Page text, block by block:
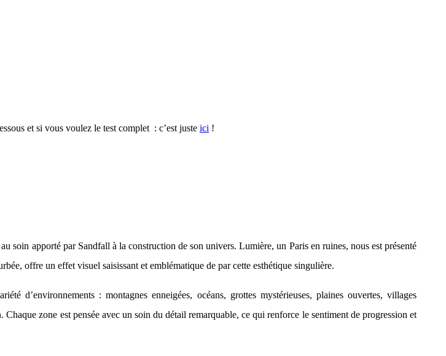
et si vous voulez le test complet : c’est juste ici !
soin apporté par Sandfall à la construction de son univers. Lumière, un Paris en ruines, nous est présenté
offre un effet visuel saisissant et emblématique de par cette esthétique singulière.
d’environnements : montagnes enneigées, océans, grottes mystérieuses, plaines ouvertes, villages
zone est pensée avec un soin du détail remarquable, ce qui renforce le sentiment de progression et